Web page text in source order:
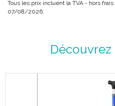
Caractéristiques :
Diamètre - inférieur - embout :
Poids maximum utilisateur :
Tous les prix incluent la TVA - hors
07/08/2026.